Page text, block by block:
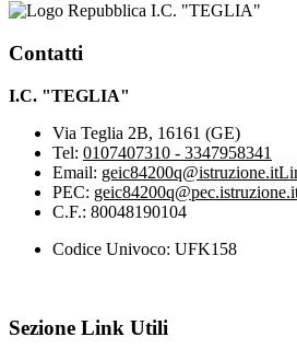
I.C. "TEGLIA"
Contatti
I.C. "TEGLIA"
Via Teglia 2B, 16161 (GE)
Tel: 0107407310 - 3347958341
Email: geic84200q@istruzione.it
PEC:
C.F.: 80048190104
Codice Univoco: UFK158
Sezione Link Utili